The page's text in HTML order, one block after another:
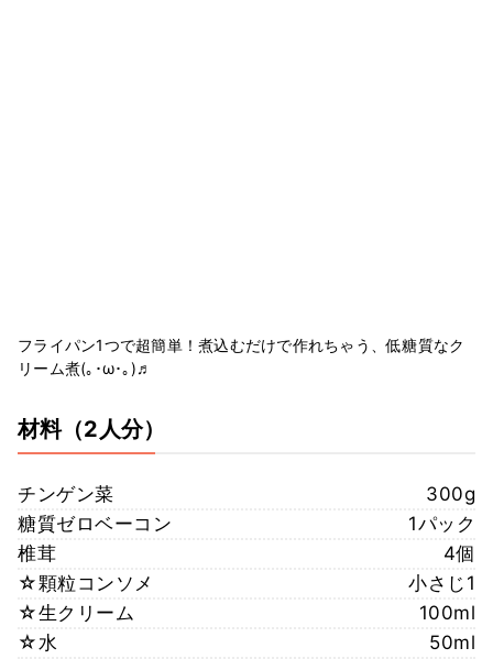
フライパン1つで超簡単！煮込むだけで作れちゃう、低糖質なク
リーム煮(｡･ω･｡)♬
材料（2人分）
チンゲン菜
300g
糖質ゼロベーコン
1パック
椎茸
4個
☆顆粒コンソメ
小さじ1
☆生クリーム
100ml
☆水
50ml